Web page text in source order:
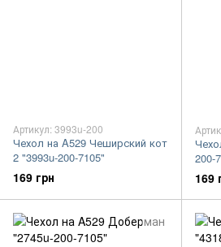
Артикул: 3993u-200
Чехол на A529 Чеширский кот
2 "3993u-200-7105"
169 грн
200-
169